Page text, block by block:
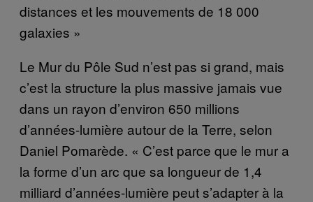
distances et les mouvements de 18 000
galaxies »
Le Mur du Pôle Sud n’est pas si grand, mais
c’est la structure la plus massive jamais vue
dans un rayon d’environ 650 millions
d’années-lumière autour de la Terre, selon
Daniel Pomarède. « C’est parce que le mur a
la forme d’un arc que sa longueur de 1,4
milliard d’années-lumière peut s’adapter à la